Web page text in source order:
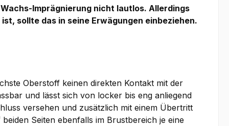
Imprägnierung nicht lautlos. Allerdings
sollte das in seine Erwägungen einbeziehen.
Oberstoff keinen direkten Kontakt mit der
und lässt sich von locker bis eng anliegend
versehen und zusätzlich mit einem Übertritt
Seiten ebenfalls im Brustbereich je eine